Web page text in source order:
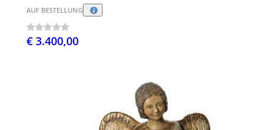
AUF BESTELLUNG
€ 3.400,00